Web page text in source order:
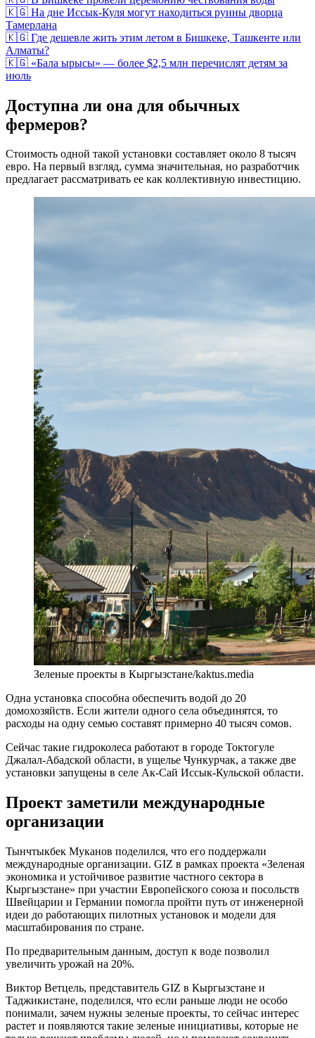
🇰🇬 На дне Иссык-Куля могут находиться руины дворца
Тамерлана
🇰🇬 Где дешевле жить этим летом в Бишкеке, Ташкенте или
Алматы?
🇰🇬 «Бала ырысы» — более $2,5 млн перечислят детям за
июль
Доступна ли она для обычных
фермеров?
Стоимость одной такой установки составляет около 8 тысяч
евро. На первый взгляд, сумма значительная, но разработчик
предлагает рассматривать ее как коллективную инвестицию.
Зеленые проекты в Кыргызстане/kaktus.media
Одна установка способна обеспечить водой до 20
домохозяйств. Если жители одного села объединятся, то
расходы на одну семью составят примерно 40 тысяч сомов.
Сейчас такие гидроколеса работают в городе Токтогуле
Джалал-Абадской области, в ущелье Чункурчак, а также две
установки запущены в селе Ак-Сай Иссык-Кульской области.
Проект заметили международные
организации
Тынчтыкбек Муканов поделился, что его поддержали
международные организации. GIZ в рамках проекта «Зеленая
экономика и устойчивое развитие частного сектора в
Кыргызстане» при участии Европейского союза и посольств
Швейцарии и Германии помогла пройти путь от инженерной
идеи до работающих пилотных установок и модели для
масштабирования по стране.
По предварительным данным, доступ к воде позволил
увеличить урожай на 20%.
Виктор Ветцель, представитель GIZ в Кыргызстане и
Таджикистане, поделился, что если раньше люди не особо
понимали, зачем нужны зеленые проекты, то сейчас интерес
растет и появляются такие зеленые инициативы, которые не